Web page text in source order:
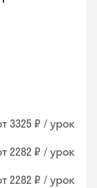
3325 ₽ / урок
2282 ₽ / урок
2282 ₽ / урок